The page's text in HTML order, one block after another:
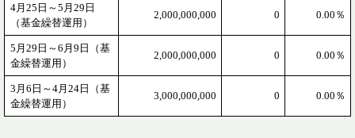
4月25日～5月29日
（基金繰替運用）
2,000,000,000 0 0.00％
5月29日～6月9日（基
金繰替運用）
2,000,000,000 0 0.00％
3月6日～4月24日（基
金繰替運用）
3,000,000,000 0 0.00％